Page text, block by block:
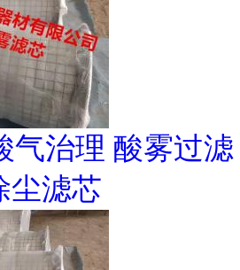
气治理 酸雾过滤
尘滤芯